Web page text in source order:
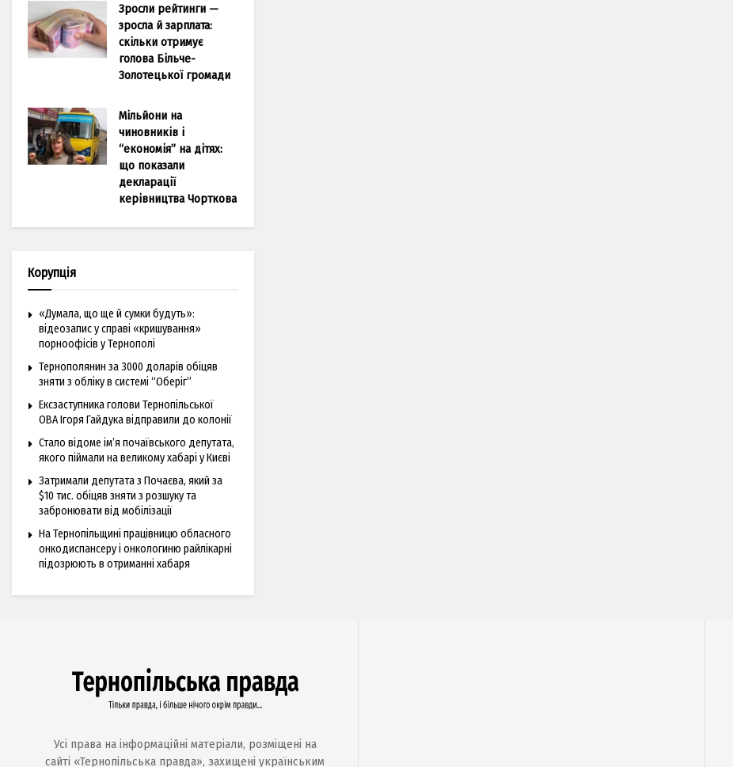
Зросли рейтинги —
зросла й зарплата:
скільки отримує
голова Більче-
Золотецької громади
Мільйони на
чиновників і
“економія” на дітях:
що показали
декларації
керівництва Чорткова
Корупція
«Думала, що ще й сумки будуть»:
відеозапис у справі «кришування»
порноофісів у Тернополі
Тернополянин за 3000 доларів обіцяв
зняти з обліку в системі “Оберіг”
Ексзаступника голови Тернопільської
ОВА Ігоря Гайдука відправили до колонії
Стало відоме ім’я почаївського депутата,
якого піймали на великому хабарі у Києві
Затримали депутата з Почаєва, який за
$10 тис. обіцяв зняти з розшуку та
забронювати від мобілізації
На Тернопільщині працівницю обласного
онкодиспансеру і онкологиню райлікарні
підозрюють в отриманні хабаря
Усі права на інформаційні матеріали, розміщені на
сайті «Тернопільська правда», захищені українським